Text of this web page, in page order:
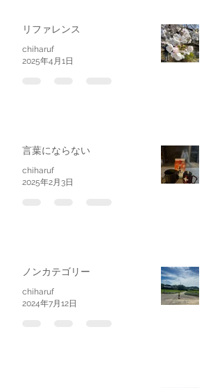
リファレンス
chiharuf
2025年4月1日
言葉にならない
chiharuf
2025年2月3日
ノンカテゴリー
chiharuf
2024年7月12日